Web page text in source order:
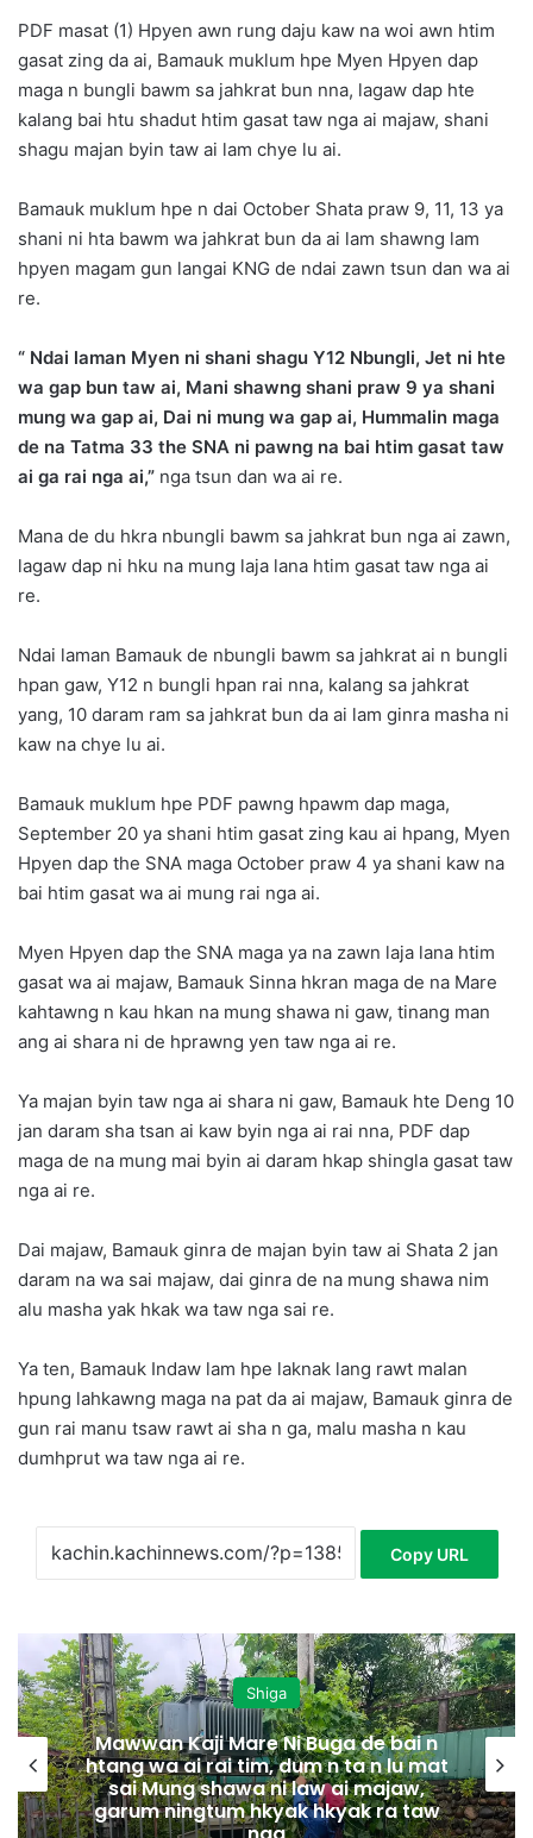
PDF masat (1) Hpyen awn rung daju kaw na woi awn htim
gasat zing da ai, Bamauk muklum hpe Myen Hpyen dap
maga n bungli bawm sa jahkrat bun nna, lagaw dap hte
kalang bai htu shadut htim gasat taw nga ai majaw, shani
shagu majan byin taw ai lam chye lu ai.
Bamauk muklum hpe n dai October Shata praw 9, 11, 13 ya
shani ni hta bawm wa jahkrat bun da ai lam shawng lam
hpyen magam gun langai KNG de ndai zawn tsun dan wa ai
re.
“ Ndai laman Myen ni shani shagu Y12 Nbungli, Jet ni hte
wa gap bun taw ai, Mani shawng shani praw 9 ya shani
mung wa gap ai, Dai ni mung wa gap ai, Hummalin maga
de na Tatma 33 the SNA ni pawng na bai htim gasat taw
ai ga rai nga ai,” nga tsun dan wa ai re.
Mana de du hkra nbungli bawm sa jahkrat bun nga ai zawn,
lagaw dap ni hku na mung laja lana htim gasat taw nga ai
re.
Ndai laman Bamauk de nbungli bawm sa jahkrat ai n bungli
hpan gaw, Y12 n bungli hpan rai nna, kalang sa jahkrat
yang, 10 daram ram sa jahkrat bun da ai lam ginra masha ni
kaw na chye lu ai.
Bamauk muklum hpe PDF pawng hpawm dap maga,
September 20 ya shani htim gasat zing kau ai hpang, Myen
Hpyen dap the SNA maga October praw 4 ya shani kaw na
bai htim gasat wa ai mung rai nga ai.
Myen Hpyen dap the SNA maga ya na zawn laja lana htim
gasat wa ai majaw, Bamauk Sinna hkran maga de na Mare
kahtawng n kau hkan na mung shawa ni gaw, tinang man
ang ai shara ni de hprawng yen taw nga ai re.
Ya majan byin taw nga ai shara ni gaw, Bamauk hte Deng 10
jan daram sha tsan ai kaw byin nga ai rai nna, PDF dap
maga de na mung mai byin ai daram hkap shingla gasat taw
nga ai re.
Dai majaw, Bamauk ginra de majan byin taw ai Shata 2 jan
daram na wa sai majaw, dai ginra de na mung shawa nim
alu masha yak hkak wa taw nga sai re.
Ya ten, Bamauk Indaw lam hpe laknak lang rawt malan
hpung lahkawng maga na pat da ai majaw, Bamauk ginra de
gun rai manu tsaw rawt ai sha n ga, malu masha n kau
dumhprut wa taw nga ai re.
Copy URL
Shiga
Mawwan Kaji Mare Ni Buga de bai n
htang wa ai rai tim, dum n ta n lu mat
sai Mung shawa ni law ai majaw,
garum ningtum hkyak hkyak ra taw